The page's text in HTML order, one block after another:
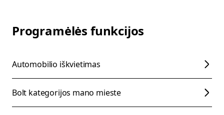
Programėlės funkcijos
Automobilio iškvietimas
Bolt kategorijos mano mieste